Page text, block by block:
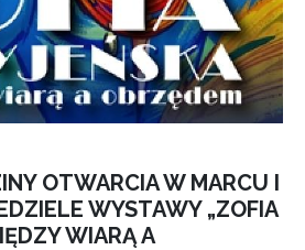
OTWARCIA W MARCU I
WYSTAWY „ZOFIA
WIARĄ A